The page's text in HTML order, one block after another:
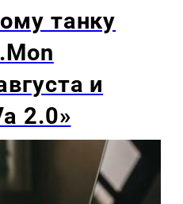
танку
и
2.0»